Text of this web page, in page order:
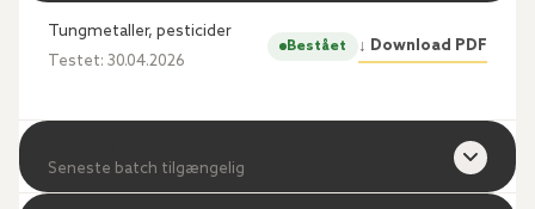
Tungmetaller, pesticider
Testet: 30.04.2026
Bestået ↓ Download PDF
Seneste batch tilgængelig